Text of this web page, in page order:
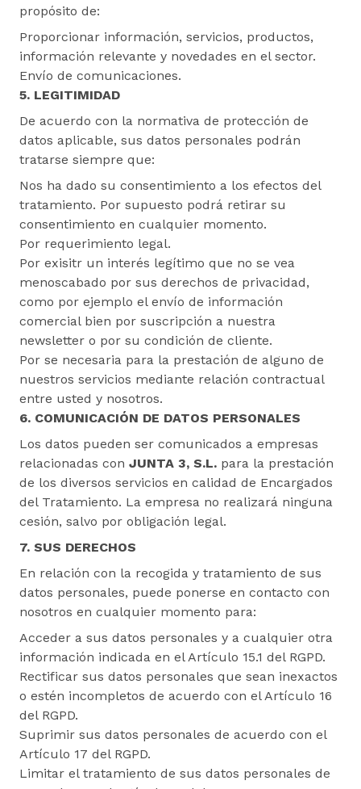
propósito de:
Proporcionar información, servicios, productos,
información relevante y novedades en el sector.
Envío de comunicaciones.
5. LEGITIMIDAD
De acuerdo con la normativa de protección de
datos aplicable, sus datos personales podrán
tratarse siempre que:
Nos ha dado su consentimiento a los efectos del
tratamiento. Por supuesto podrá retirar su
consentimiento en cualquier momento.
Por requerimiento legal.
Por exisitr un interés legítimo que no se vea
menoscabado por sus derechos de privacidad,
como por ejemplo el envío de información
comercial bien por suscripción a nuestra
newsletter o por su condición de cliente.
Por se necesaria para la prestación de alguno de
nuestros servicios mediante relación contractual
entre usted y nosotros.
6. COMUNICACIÓN DE DATOS PERSONALES
Los datos pueden ser comunicados a empresas
relacionadas con JUNTA 3, S.L. para la prestación
de los diversos servicios en calidad de Encargados
del Tratamiento. La empresa no realizará ninguna
cesión, salvo por obligación legal.
7. SUS DERECHOS
En relación con la recogida y tratamiento de sus
datos personales, puede ponerse en contacto con
nosotros en cualquier momento para:
Acceder a sus datos personales y a cualquier otra
información indicada en el Artículo 15.1 del RGPD.
Rectificar sus datos personales que sean inexactos
o estén incompletos de acuerdo con el Artículo 16
del RGPD.
Suprimir sus datos personales de acuerdo con el
Artículo 17 del RGPD.
Limitar el tratamiento de sus datos personales de